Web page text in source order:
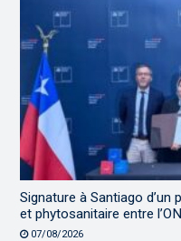
Signature à Santiago
et phytosanitaire entre
07/08/2026